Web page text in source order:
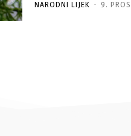
NARODNI LIJEK - 9.